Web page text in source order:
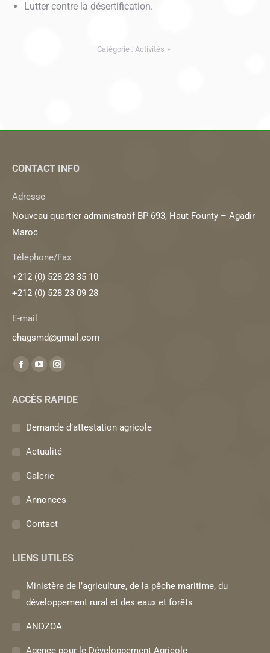
Lutter contre la désertification.
Catégorie : Activités
CONTACT INFO
Adresse
Nouveau quartier administratif BP 693, Haut Founty – Agadir
Maroc
Téléphone/Fax
+212 (0) 528 23 35 10
+212 (0) 528 23 09 28
E-mail
chagsmd@gmail.com
Trouvez nous sur :
La
Facebook
dans
une
fenêtre
La
YouTube
dans
une
fenêtre
La
Instagram
dans
une
ACCÈS RAPIDE
Demande d’attestation agricole
Actualité
Galerie
Annonces
Contact
LIENS UTILES
Ministère de l’agriculture, de la pêche maritime, du
développement rural et des eaux et forêts
ANDZOA
Agence pour le Développement Agricole